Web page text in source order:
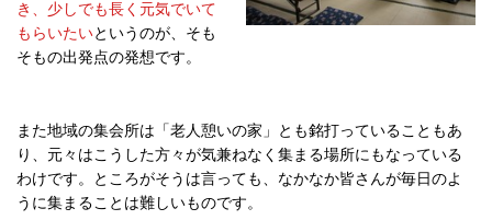
き、少しでも長く元気でいて
もらいたいというのが、そも
そもの出発点の発想です。
また地域の集会所は「老人憩いの家」とも銘打っていることもあ
り、元々はこうした方々が気兼ねなく集まる場所にもなっている
わけです。ところがそうは言っても、なかなか皆さんが毎日のよ
うに集まることは難しいものです。